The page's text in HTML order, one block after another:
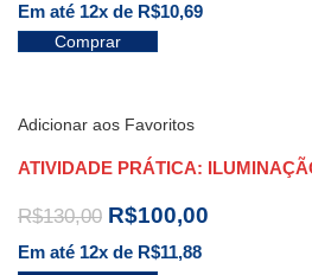
Em até 12x de R$10,69
Comprar
Adicionar aos Favoritos
ATIVIDADE PRÁTICA:
R$130,00 R$100,00
Em até 12x de R$11,88